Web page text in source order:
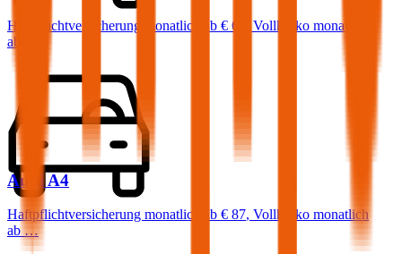
Haftpflichtversicherung monatlich ab € 68
Vollkasko monatlich
ab …
Audi A4
Haftpflichtversicherung monatlich ab € 87, Vollkasko monatlich
ab …